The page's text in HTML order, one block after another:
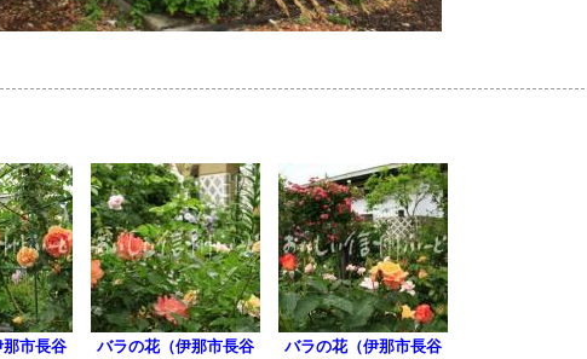
市長谷 バラの花（伊那市長谷 バラの花（伊那市長谷